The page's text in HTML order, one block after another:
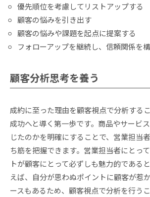
優先順位を考慮してリストアップする
顧客の悩みを引き出す
顧客の悩みや課題を起点に提案する
フォローアップを継続し、信頼関係を
顧客分析思考を養う
成約に至った理由を顧客視点で分析する
成功へと導く第一歩です。商品やサービ
じたのかを明確にすることで、営業担当
ち筋を把握できます。営業担当者にとっ
トが顧客にとって必ずしも魅力的である
えば、自分が思わぬポイントに顧客が惹
ースもあるため、顧客視点で分析を行う